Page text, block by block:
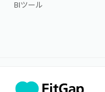
BIツール